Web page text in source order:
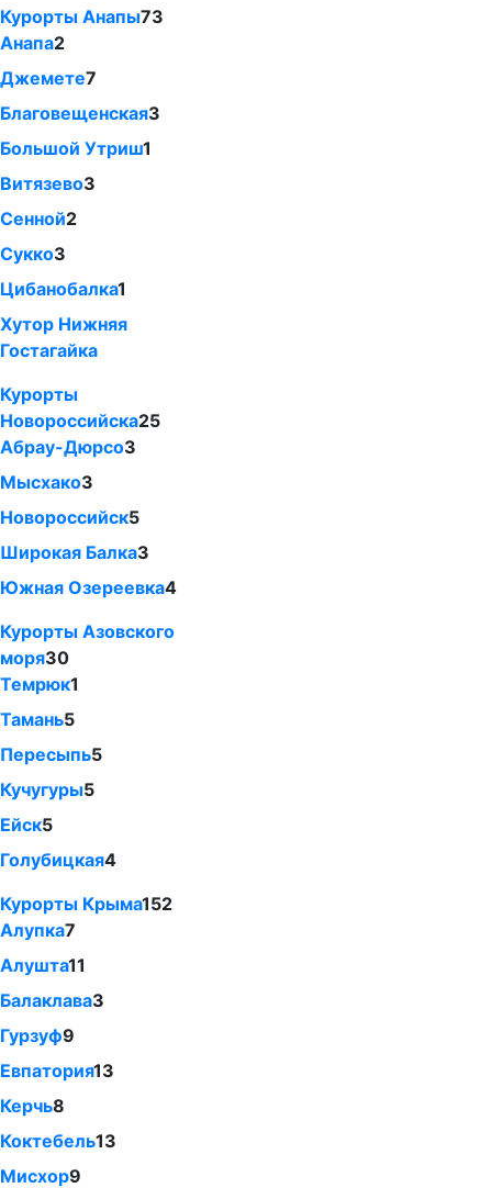
Курорты Анапы73
Анапа2
Джемете7
Благовещенская3
Большой Утриш1
Витязево3
Сенной2
Сукко3
Цибанобалка1
Хутор Нижняя
Гостагайка
Курорты
Новороссийска25
Абрау-Дюрсо3
Мысхако3
Новороссийск5
Широкая Балка3
Южная Озереевка4
Курорты Азовского
моря30
Темрюк1
Тамань5
Пересыпь5
Кучугуры5
Ейск5
Голубицкая4
Курорты Крыма152
Алупка7
Алушта11
Балаклава3
Гурзуф9
Евпатория13
Керчь8
Коктебель13
Мисхор9